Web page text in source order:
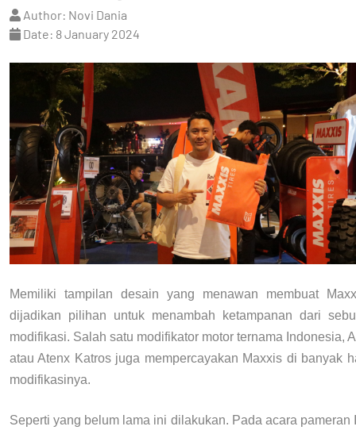
Author: Novi Dania
Date: 8 January 2024
Memiliki tampilan desain yang menawan membuat
dijadikan pilihan untuk menambah ketampanan dari
modifikasi. Salah satu modifikator motor ternama Indonesia,
atau Atenx Katros juga mempercayakan Maxxis di banyak
modifikasinya.
Seperti yang belum lama ini dilakukan. Pada acara pameran